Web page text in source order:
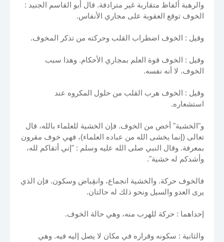
والرهبة ألفاظ متقاربة غير مترادفة. قال أبو القاسم الجنيد :
الخوف توقع العقوبة على مجاري الأنفاس.
وقيل : الخوف اضطراب القلب وحركته من تذكر المخوف.
وقيل : الخوف قوة العلم بمجاري الأحكام. وهذا سبب
الخوف. لا أنه نفسه.
وقيل : الخوف هرب القلب من حلول المكروه عند
استشعاره.
و"الخشية" أخص من الخوف. فإن الخشية للعلماء بالله، قال
تعالى (إنما يخشى الله من عباده العلماء)، فهي خوف مقرون
بمعرفة. وقال النبي صلى الله عليه وسلم : "إني أتقاكم لله،
وأشدكم له خشية".
فالخوف حركة. والخشية انجماع، وانقِباض وسكون. فإن الذي
يرى العدو والسيل ونحو ذلك له حالتان.
إحداهما : حركة للهرب منه، وهي حالة الخوف.
والثانية : سكونه وقراره في مكان لا يصل إليه فيه. وهي